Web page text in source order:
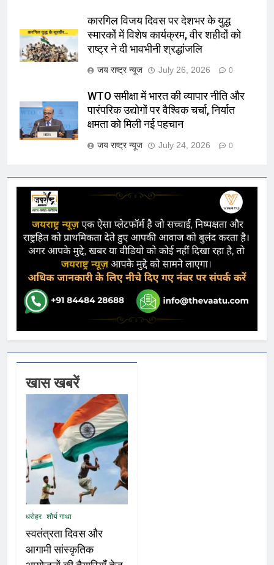
कारगिल विजय दिवस पर देशभर के युद्ध
स्मारकों में विशेष कार्यक्रम, वीर शहीदों को
राष्ट्र ने दी भावभीनी श्रद्धांजलि
जय राष्ट्र न्यूज July 26, 2026 0
WTO समीक्षा में भारत की व्यापार नीति और
पारंपरिक उद्योगों पर वैश्विक चर्चा, निर्यात
क्षमता को मिली नई पहचान
जय राष्ट्र न्यूज July 24, 2026 0
खास खबरें
धरोहर शौर्य गाथा
स्वतंत्रता दिवस और
आगामी सांस्कृतिक